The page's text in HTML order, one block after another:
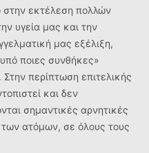
στην εκτέλεση πολλών
υγεία μας και την
μας εξέλιξη,
ποιες συνθήκες»
περίπτωση επιτελικής
και δεν
σημαντικές αρνητικές
των ατόμων, σε όλους τους